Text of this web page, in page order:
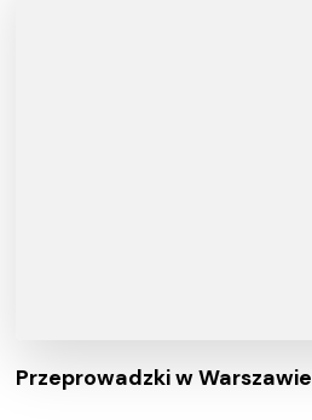
Przeprowadzki w Warszawie